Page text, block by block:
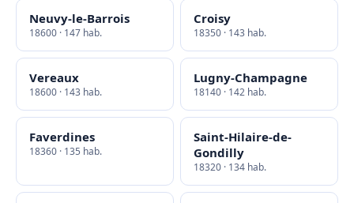
Neuvy-le-Barrois
18600 · 147 hab.
Croisy
18350 · 143 hab.
Vereaux
18600 · 143 hab.
Lugny-Champagne
18140 · 142 hab.
Faverdines
18360 · 135 hab.
Saint-Hilaire-de-
Gondilly
18320 · 134 hab.